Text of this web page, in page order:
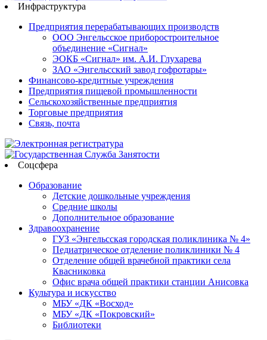
Инфраструктура
Предприятия перерабатывающих производств
ООО Энгельсское приборостроительное
объединение «Сигнал»
ЭОКБ «Сигнал» им. А.И. Глухарева
ЗАО «Энгельсский завод гофротары»
Финансово-кредитные учреждения
Предприятия пищевой промышленности
Сельскохозяйственные предприятия
Торговые предприятия
Связь, почта
Соцсфера
Образование
Детские дошкольные учреждения
Средние школы
Дополнительное образование
Здравоохранение
ГУЗ «Энгельсская городская поликлиника № 4»
Педиатрическое отделение поликлиники № 4
Отделение общей врачебной практики села
Квасниковка
Офис врача общей практики станции Анисовка
Культура и искусство
МБУ «ДК «Восход»
МБУ «ДК «Покровский»
Библиотеки